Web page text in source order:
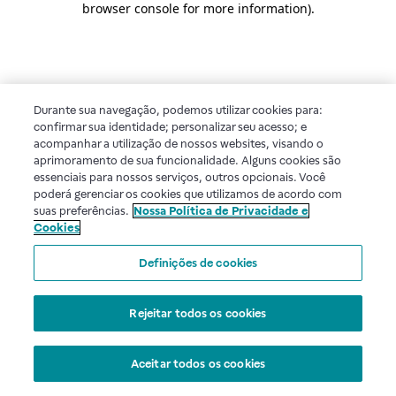
browser console for more information).
Durante sua navegação, podemos utilizar cookies para:
confirmar sua identidade; personalizar seu acesso; e
acompanhar a utilização de nossos websites, visando o
aprimoramento de sua funcionalidade. Alguns cookies são
essenciais para nossos serviços, outros opcionais. Você
poderá gerenciar os cookies que utilizamos de acordo com
suas preferências. Nossa Política de Privacidade e
Cookies
Definições de cookies
Rejeitar todos os cookies
Aceitar todos os cookies